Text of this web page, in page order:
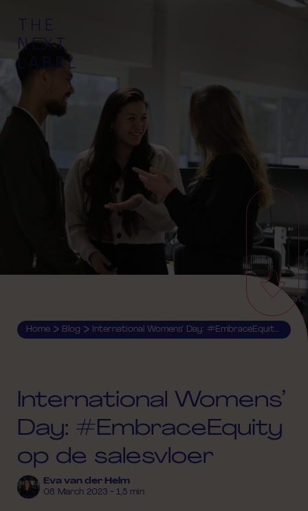
Home > Blog > International Womens’ Day: #EmbraceEquity op de salesvloer
International Womens’
Day: #EmbraceEquity
op de salesvloer
Eva van der Helm
08 March 2023 - 1,5 min